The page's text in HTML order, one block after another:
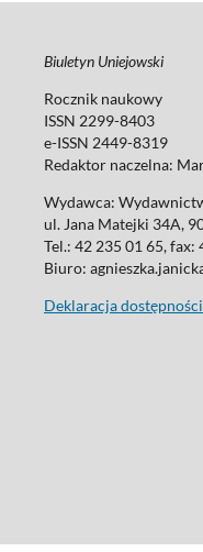
Biuletyn Uniejowski
Rocznik naukowy
ISSN 2299-8403
e-ISSN 2449-8319
Redaktor naczelna:
Wydawca:
ul. Jana Matejki 34A,
Tel.: 42 235 01 65, fax:
Biuro:
Deklaracja dostępności